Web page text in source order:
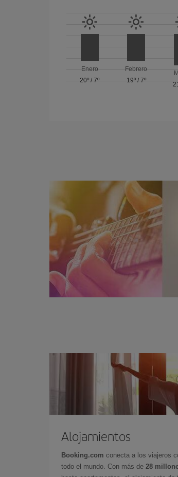
Enero
20º /7º
Febrero
19º/ 7º
Alojamientos
Booking.com conecta a los viajeros
todo el mundo. Con más de 28